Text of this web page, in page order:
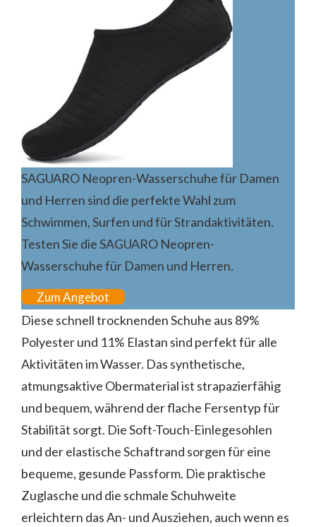
SAGUARO Neopren-Wasserschuhe für Damen
und Herren sind die perfekte Wahl zum
Schwimmen, Surfen und für Strandaktivitäten.
Testen Sie die SAGUARO Neopren-
Wasserschuhe für Damen und Herren.
Zum Angebot
Diese schnell trocknenden Schuhe aus 89%
Polyester und 11% Elastan sind perfekt für alle
Aktivitäten im Wasser. Das synthetische,
atmungsaktive Obermaterial ist strapazierfähig
und bequem, während der flache Fersentyp für
Stabilität sorgt. Die Soft-Touch-Einlegesohlen
und der elastische Schaftrand sorgen für eine
bequeme, gesunde Passform. Die praktische
Zuglasche und die schmale Schuhweite
erleichtern das An- und Ausziehen, auch wenn es